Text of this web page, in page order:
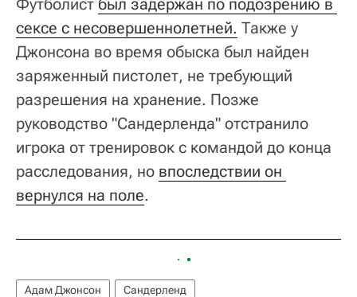
сексе с несовершеннолетней. Также у
Джонсона во время обыска был найден
заряженный пистолет, не требующий
разрешения на хранение. Позже
руководство "Сандерленда" отстранило
игрока от тренировок с командой до конца
расследования, но впоследствии он
вернулся на поле.
Адам Джонсон Сандерленд